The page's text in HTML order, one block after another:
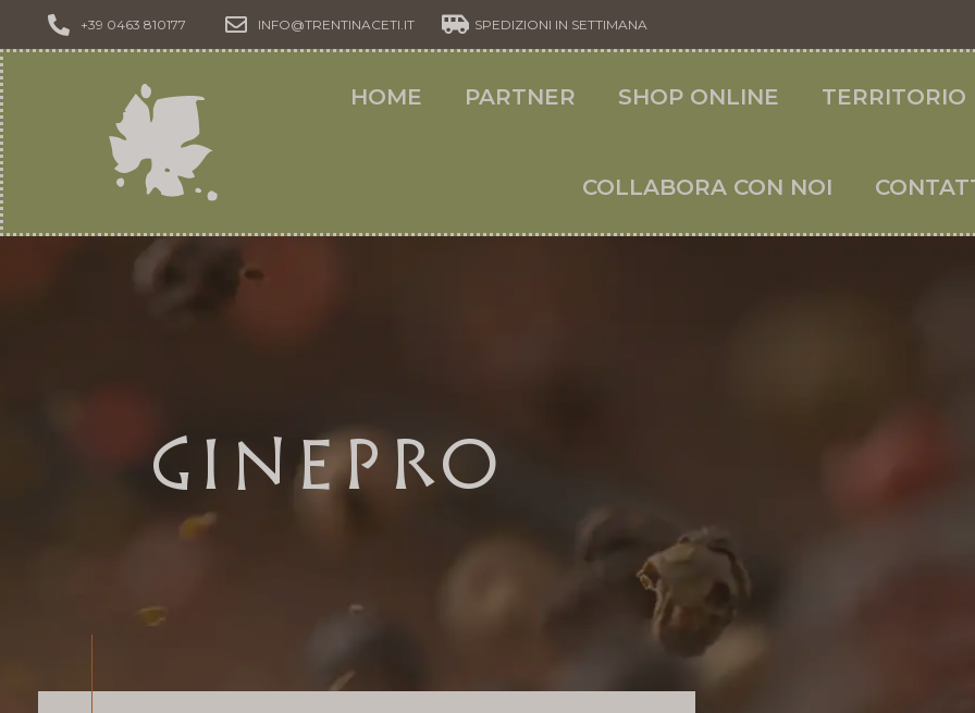
+39 0463 810177 INFO@TRENTINACETI.IT SPEDIZIONI IN SETTIMANA
HOME PARTNER SHOP ONLINE TERRITORIO
COLLABORA CON NOI
Ginepro